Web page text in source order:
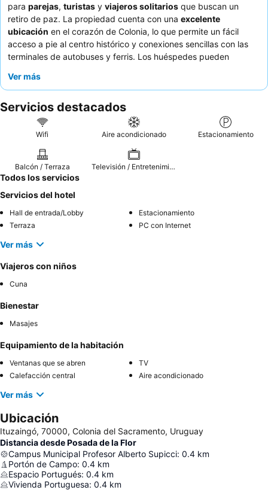
para parejas, turistas y viajeros solitarios que buscan un
retiro de paz. La propiedad cuenta con una excelente
ubicación en el corazón de Colonia, lo que permite un fácil
acceso a pie al centro histórico y conexiones sencillas con las
terminales de autobuses y ferris. Los huéspedes pueden
perfecto para descansar después de un día de exploración. El
amabilidad y cálida bienvenida, mientras que el desayuno,
aunque con opiniones variadas, ofrece opciones de calidad que
incluyen zumo de naranja natural. Para una experiencia única,
rambla y las playas cercanas.
Ver más
Servicios destacados
Wifi Aire acondicionado Estacionamiento
Balcón / Terraza Televisión / Entretenimiento
Todos los servicios
Servicios del hotel
Hall de entrada/Lobby
Estacionamiento
Terraza
PC con Internet
Ver más
Viajeros con niños
Cuna
Bienestar
Masajes
Equipamiento de la habitación
Ventanas que se abren
TV
Calefacción central
Aire acondicionado
Ver más
Ubicación
Ituzaingó, 70000, Colonia del Sacramento, Uruguay
Distancia desde Posada de la Flor
Campus Municipal Profesor Alberto Supicci: 0.4 km
Portón de Campo: 0.4 km
Espacio Portugués: 0.4 km
Vivienda Portuguesa: 0.4 km